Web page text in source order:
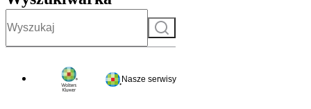
Szukaj
Nasze serwisy